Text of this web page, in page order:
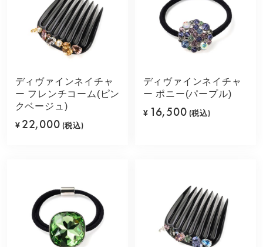
ディヴァインネイチャ
ー フレンチコーム(ピン
クベージュ)
¥ 22,000 (税込)
ディヴァインネイチャ
ー ポニー(パープル)
¥ 16,500 (税込)